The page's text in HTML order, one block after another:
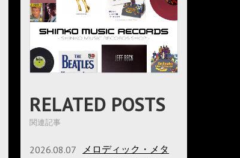
RELATED POSTS
関連記事
2026.08.07
メロディック・メタ